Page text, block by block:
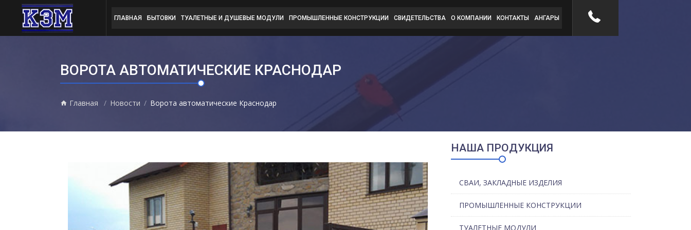
ГЛАВНАЯ БЫТОВКИ ТУАЛЕТНЫЕ И ДУШЕВЫЕ МОДУЛИ ПРОМЫШЛЕННЫЕ КОНСТРУКЦИИ СВИДЕТЕЛЬСТВА О КОМПАНИИ КОНТАКТЫ АНГАРЫ
ВОРОТА АВТОМАТИЧЕСКИЕ КРАСНОДАР
Главная Новости Ворота автоматические Краснодар
НАША ПРОДУКЦИЯ
СВАИ, ЗАКЛАДНЫЕ ИЗДЕЛИЯ
ПРОМЫШЛЕННЫЕ КОНСТРУКЦИИ
ТУАЛЕТНЫЕ МОДУЛИ